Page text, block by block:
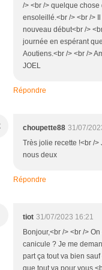
/> <br /> quelque
ensoleillé.<br /> <br />
nouveau début<br />
journée en espérant
Aoutiens.<br /> <br />
JOEL
Répondre
choupette88 31/07/
Très jolie recette !<br /
nous deux
Répondre
tiot 31/07/2023 16:21
Bonjour,<br /> <br />
canicule ? Je me
part ça tout va bien
que tout va pour